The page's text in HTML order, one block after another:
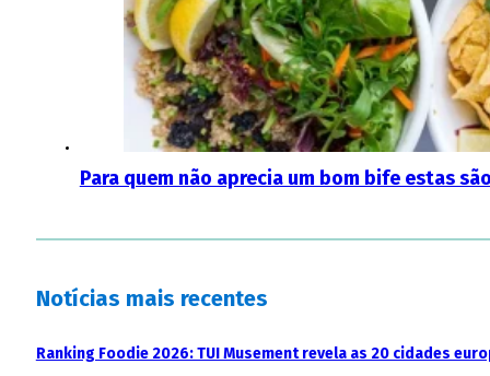
Para quem não aprecia um bom bife estas
Notícias mais recentes
Ranking Foodie 2026: TUI Musement revela as 20 cidades